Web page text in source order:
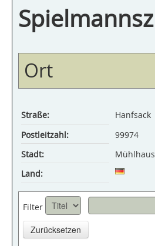
Ort
Straße:
Hanfsack
Postleitzahl:
99974
Stadt:
Land:
Filter
Zurücksetzen